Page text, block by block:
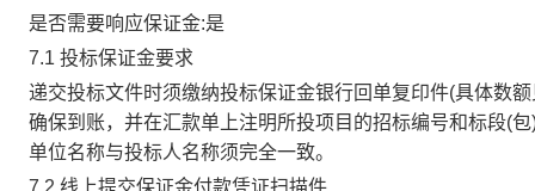
是否需要响应保证金:是
7.1 投标保证金要求
递交投标文件时须缴纳投标保证金银行回单复印件(具体数
确保到账，并在汇款单上注明所投项目的招标编号和标段(
单位名称与投标人名称须完全一致。
7.2 线上提交保证金付款凭证扫描件